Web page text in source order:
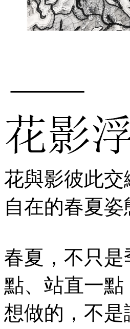
花與影彼此
自在的春夏姿
春夏，不只
點、站直一
想做的，不